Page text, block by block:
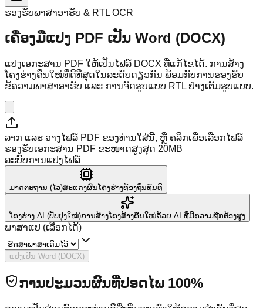
ຮອງຮັບພາສາອາຣັບ & RTL OCR
ເຄື່ອງມືແປງ PDF ເປັນ Word (DOCX)
ແປງເອກະສານ PDF ໃຫ້ເປັນໄຟລ໌ DOCX ທີ່ແກ້ໄຂໄດ້. ການສ້າງ
ໂຄງຮ່າງຄືນໃໝ່ທີ່ດີທີ່ສຸດໃນລະດັບດຽວກັນ ພ້ອມກັບການຮອງຮັບ
ຂໍ້ຄວາມພາສາອາຣັບ ແລະ ການຈັດຮູບແບບ RTL ຢ່າງເຕັມຮູບແບບ.
ລາກ ແລະ ວາງໄຟລ໌ PDF ຂອງທ່ານໃສ່ນີ້, ຫຼື ຄລິກເພື່ອເລືອກໄຟລ໌
ຮອງຮັບເອກະສານ PDF ຂະໜາດສູງສຸດ 20MB
ລະບົບການແປງໄຟລ໌
ມາດຕະຖານ (ໄວ)ສະແດງຜົນໂຄງຮ່າງທ້ອງຖິ່ນທັນທີ
ໂຄງຮ່າງ AI (ປັບປຸງໃໝ່)ການສ້າງໂຄງສ້າງຄືນໃໝ່ດ້ວຍ AI ທີ່ມີຄວາມຖືກຕ້ອງສູງ
ພາສາແປ (ເລືອກໄດ້)
ແປງເປັນ Word (DOCX)
ການປະມວນຜົນທີ່ປອດໄພ 100%